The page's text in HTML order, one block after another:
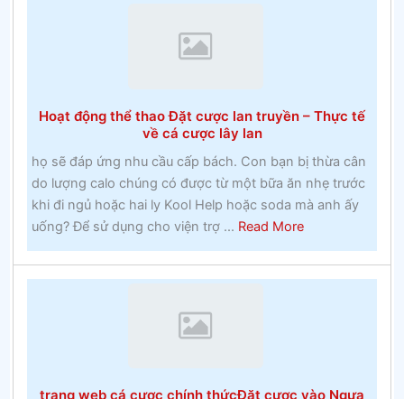
tại
khoa
Công
giáo
vào
những
Hoạt động thể thao Đặt cược lan truyền – Thực tế
về cá cược lây lan
họ sẽ đáp ứng nhu cầu cấp bách. Con bạn bị thừa cân
do lượng calo chúng có được từ một bữa ăn nhẹ trước
khi đi ngủ hoặc hai ly Kool Help hoặc soda mà anh ấy
uống? Để sử dụng cho viện trợ ... Read Moreabout
Hoạt
động
trang web cá cược chính thứcĐặt cược vào Ngựa